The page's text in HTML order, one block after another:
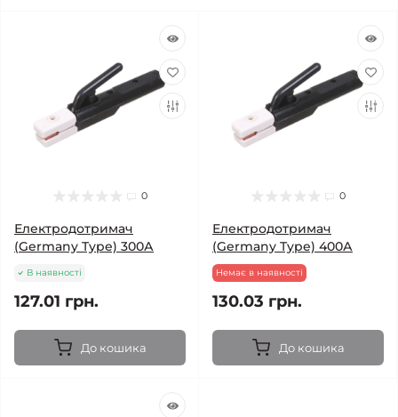
0
Електродотримач
(Germany Type) 300А
В наявності
127.01 грн.
До кошика
0
Електродотримач
(Germany Type) 400А
Немає в наявності
130.03 грн.
До кошика